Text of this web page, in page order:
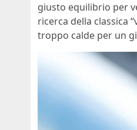
giusto equilibrio per
ricerca della classica
troppo calde per un